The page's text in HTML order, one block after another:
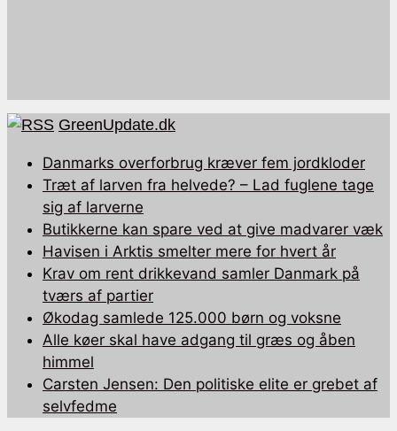
GreenUpdate.dk
Danmarks overforbrug kræver fem jordkloder
Træt af larven fra helvede? – Lad fuglene tage
sig af larverne
Butikkerne kan spare ved at give madvarer væk
Havisen i Arktis smelter mere for hvert år
Krav om rent drikkevand samler Danmark på
tværs af partier
Økodag samlede 125.000 børn og voksne
Alle køer skal have adgang til græs og åben
himmel
Carsten Jensen: Den politiske elite er grebet af
selvfedme